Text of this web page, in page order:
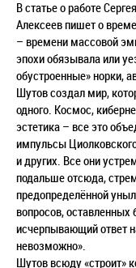
В статье о работе
Алексеев пишет о
– времени массовой
эпохи обязывала или
обустроенные» норки,
Шутов создал мир,
одного. Космос,
эстетика – все это
импульсы
и других. Все они
подальше отсюда,
предопределённой
вопросов, оставленных
исчерпывающий ответ
невозможно».
Шутов всюду «строит»